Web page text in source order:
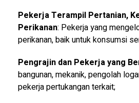
Pekerja Terampil Pertanian,
Perikanan: Pekerja yang
perikanan, baik untuk konsumsi
Pengrajin dan Pekerja yang
bangunan, mekanik, pengolah
pekerja pertukangan terkait;